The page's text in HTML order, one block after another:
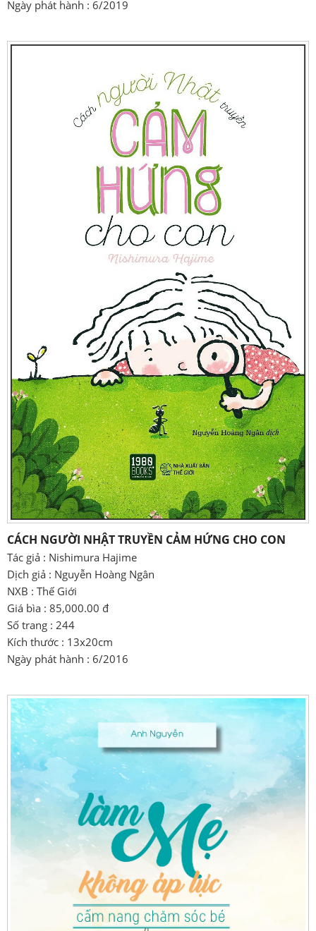
Ngày phát hành : 6/2019
CÁCH NGƯỜI NHẬT TRUYỀN CẢM HỨNG CHO CON
Tác giả : Nishimura Hajime
Dịch giả : Nguyễn Hoàng Ngân
NXB : Thế Giới
Giá bìa : 85,000.00 đ
Số trang : 244
Kích thước : 13x20cm
Ngày phát hành : 6/2016